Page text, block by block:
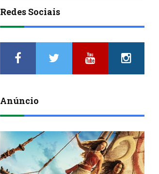
Redes Sociais
Anúncio